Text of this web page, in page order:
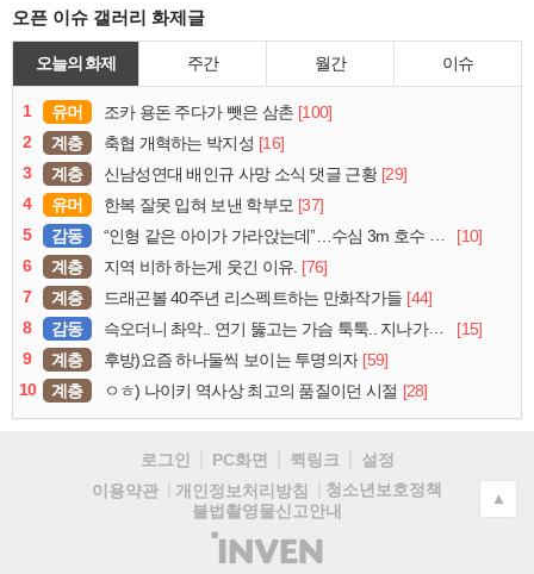
오픈 이슈 갤러리 화제글
오늘의 화제 주간 월간 이슈
1 유머 조카 용돈 주다가 뺏은 삼촌 [100]
2
계층 축협 개혁하는 박지성 [16]
3
계층 신남성연대 배인규 사망 소식 댓글 근황 [29]
4
유머 한복 잘못 입혀 보낸 학부모 [37]
5
감동 “인형 같은 아이가 가라앉는데”…수심 3m 호수 뛰어든 60대 의인
[10]
6
계층 지역 비하 하는게 웃긴 이유. [76]
7
계층 드래곤볼 40주년 리스펙트하는 만화작가들 [44]
8
감동 슥오더니 촤악.. 연기 뚫고는 가슴 툭툭.. 지나가던 아재의 정체
[15]
9
계층 후방)요즘 하나둘씩 보이는 투명의자 [59]
10
계층 ㅇㅎ) 나이키 역사상 최고의 품질이던 시절 [28]
로그인 PC화면 퀵링크
설정
이용약관
개인정보처리방침
청소년보호정책
불법촬영물신고안내
(주)
인
▲